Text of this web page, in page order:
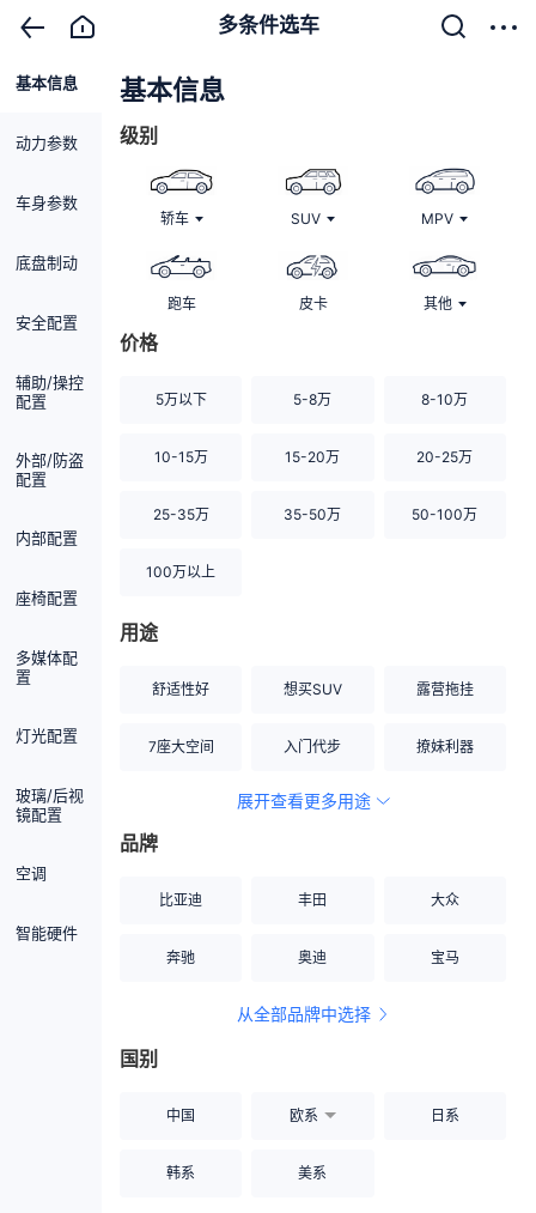
多条件选车
基本信息
动力参数
车身参数
底盘制动
安全配置
辅助/操控
配置
外部/防盗
配置
内部配置
座椅配置
多媒体配
置
灯光配置
玻璃/后视
镜配置
空调
智能硬件
基本信息
级别
轿车 SUV MPV
跑车 皮卡 其他
价格
5万以下 5-8万 8-10万
10-15万 15-20万 20-25万
25-35万 35-50万 50-100万
100万以上
用途
舒适性好 想买SUV 露营拖挂
7座大空间 入门代步 撩妹利器
空间宽敞
展开查看更多用途
品牌
比亚迪 丰田 大众
奔驰 奥迪 宝马
从全部品牌中选择
国别
中国 欧系 日系
韩系 美系